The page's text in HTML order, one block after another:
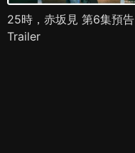
25時，赤坂見 第6集預告
Trailer